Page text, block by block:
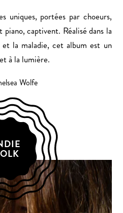
uniques, portées par choeurs,
captivent. Réalisé dans la
la maladie, cet album est un
à la lumière.
Wolfe